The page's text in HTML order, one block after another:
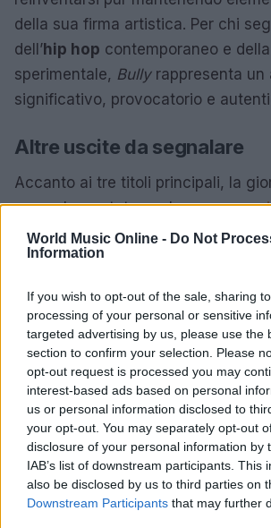
World Music Online - Do Not
Information
If you wish to opt-out of the sale, sharing
processing of your personal or sensitive
targeted advertising by us, please use the
section to confirm your selection. Please
opt-out request is processed you may
interest-based ads based on personal
us or personal information disclosed to
your opt-out. You may separately opt-out
disclosure of your personal information by
IAB’s list of downstream participants. This
also be disclosed by us to third parties on
Downstream Participants that may further
della sua firma artistica. Per chi
dell’hip hop contemporaneo e
sperimentale, Bullyrappresenta un
significativo, provocatorio e
Altre uscite da segnalare
Accanto ai tre titoli principali, la
marzo ha portato anchenuove
genere: tra queste figurano
“5”, iBlack Label Society
Mozzarella” e Melanie Martinez
fronte italiano e alternative ci sono
Malamorecon “Le vite degli altri”
Willie Peyote
, “Burrasca”, che
scena ancora vivace e plurale.
In conclusione, questa tornata di
luce come artisti con background
possano offrire proposte che